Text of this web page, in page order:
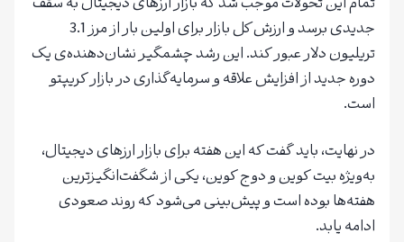
جدیدی برسد و ارزش کل بازار برای اولین بار از مرز 3.1
تریلیون دلار عبور کند. این رشد چشمگیر نشان‌دهنده‌ی یک
دوره جدید از افزایش علاقه و سرمایه‌گذاری در بازار کریپتو
است.
در نهایت، باید گفت که این هفته برای بازار ارزهای دیجیتال،
به‌ویژه بیت کوین و دوج کوین، یکی از شگفت‌انگیزترین
هفته‌ها بوده است و پیش‌بینی می‌شود که روند صعودی
ادامه یابد.